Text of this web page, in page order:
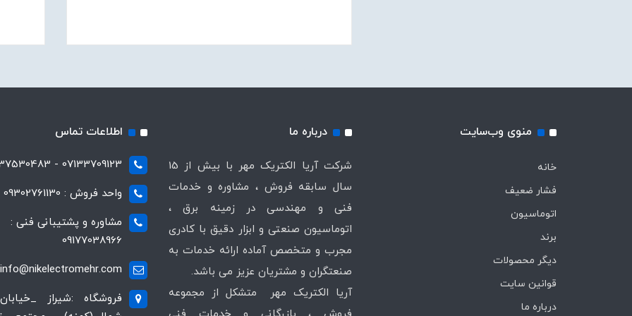
منوی وب‌سایت
خانه
فشار ضعیف
اتوماسیون
برند
دیگر محصولات
قوانین سایت
درباره ما
درباره ما
شرکت آریا الکتریک مهر با بیش از 15
سال سابقه فروش ، مشاوره و خدمات
فنی و مهندسی در زمینه برق ،
اتوماسیون صنعتی و ابزار دقیق با کادری
مجرب و متخصص آماده ارائه خدمات به
صنعتگران و مشتریان عزیز می باشد.
آریا الکتریک مهر متشکل از مجموعه
اطلاعات تماس
07133709123 - 07137530483
واحد فروش : 09302761130
مشاوره و پشتیبانی فنی :
09177038966
info@nikelectromehr.com
فروشگاه :شیراز